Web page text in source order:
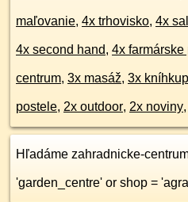
maľovanie, 4x trhovisko, 4x
4x second hand, 4x farmárske
centrum, 3x masáž, 3x
postele, 2x outdoor, 2x noviny,
Hľadáme zahradnicke-
'garden_centre' or shop =